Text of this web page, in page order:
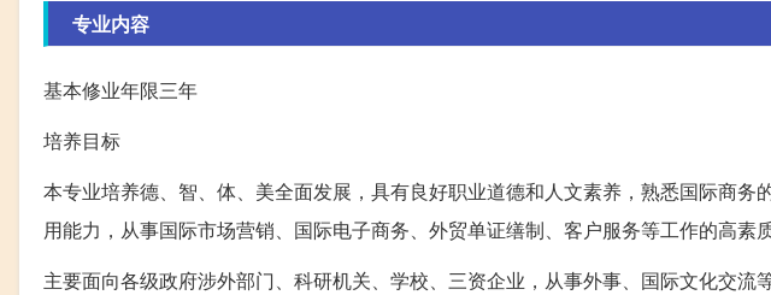
专业内容
基本修业年限三年
培养目标
本专业培养德、智、体、美全面发展，具有良好职业道德和人文素养，熟悉国际商务
用能力，从事国际市场营销、国际电子商务、外贸单证缮制、客户服务等工作的高素
主要面向各级政府涉外部门、科研机关、学校、三资企业，从事外事、国际文化交流